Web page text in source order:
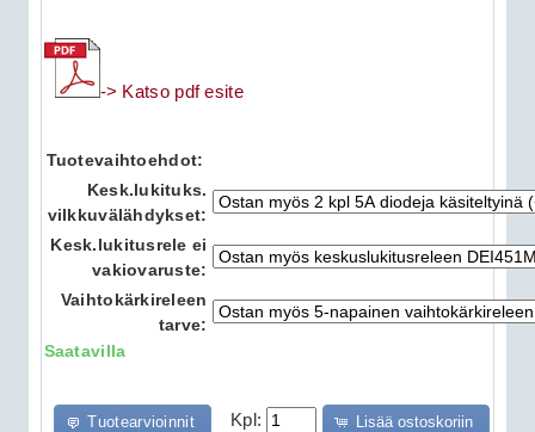
-> Katso pdf esite
Tuotevaihtoehdot:
Kesk.lukituks.
vilkkuvälähdykset:
Kesk.lukitusrele ei
vakiovaruste:
Vaihtokärkireleen
tarve:
Saatavilla
Kpl: Lisää ostoskoriin
Tuotearvioinnit